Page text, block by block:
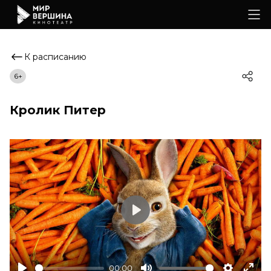
К расписанию
Кролик Питер
6+
00:00
Play